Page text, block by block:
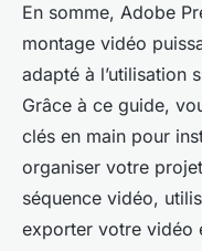
En somme, Adobe
montage vidéo
adapté à l’utilisation
Grâce à ce guide,
clés en main pour
organiser votre
séquence vidéo,
exporter votre vidéo